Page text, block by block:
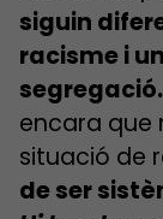
siguin
racisme i
segregació.
encara que
situació de
de ser